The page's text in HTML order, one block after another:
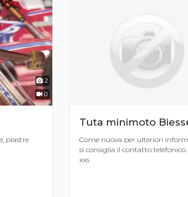
2
0
piastre
Tuta minimoto
Come nuova per ulteriori
si consiglia il contatto telefonico.
xxs